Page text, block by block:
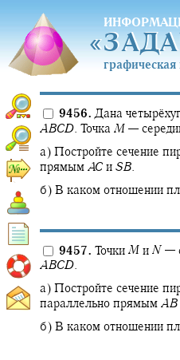
«
«
графическая
9456. Дана
ABCD. Точка M —
а) Постройте сечение
прямым AC и SB.
б) В каком отношении
9457. Точки M и N —
ABCD.
а) Постройте сечение
параллельно прямым AB
б) В каком отношении